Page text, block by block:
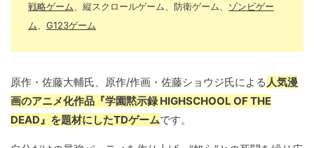
戦略ゲーム 、縦スクロールゲーム、防衛ゲーム、 ゾンビゲー
ム
G123ゲーム
原作・佐藤大輔氏、原作/作画・佐藤ショウジ氏による 人気漫
画のアニメ化作品『学園黙示録 HIGHSCHOOL OF THE
DEAD』を題材にしたTDゲームです。